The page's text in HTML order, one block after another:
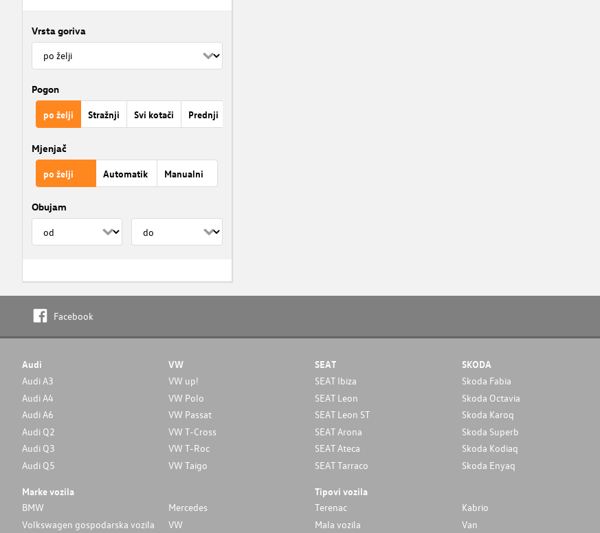
Vrsta goriva
Pogon
po želji Stražnji Svi kotači Prednji
Mjenjač
po želji Automatik Manualni
Obujam
Facebook
Audi
Audi A3
Audi A4
Audi A6
Audi Q2
Audi Q3
Audi Q5
VW
VW up!
VW Polo
VW Passat
VW T-Cross
VW T-Roc
VW Taigo
SEAT
SEAT Ibiza
SEAT Leon
SEAT Leon ST
SEAT Arona
SEAT Ateca
SEAT Tarraco
SKODA
Skoda Fabia
Skoda Octavia
Skoda Karoq
Skoda Superb
Skoda Kodiaq
Skoda Enyaq
Marke vozila
BMW
Mercedes
Volkswagen gospodarska vozila
VW
Tipovi vozila
Terenac
Kabrio
Mala vozila
Van